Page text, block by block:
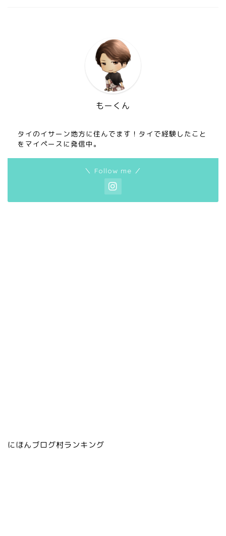
もーくん
タイのイサーン地方に住んでます！タイで経験したこと
をマイペースに発信中。
＼ Follow me ／
にほんブログ村ランキング